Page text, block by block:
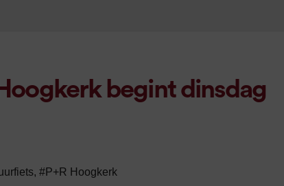
begint dinsdag
, #P+R Hoogkerk